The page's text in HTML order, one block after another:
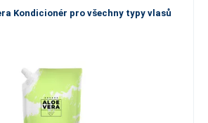
Kondicionér pro všechny typy vlasů